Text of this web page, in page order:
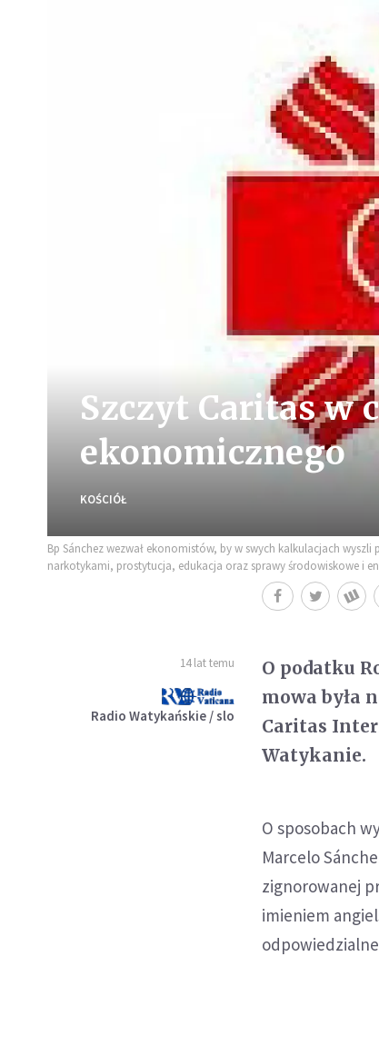
Szczyt Caritas w
ekonomicznego
KOŚCIÓŁ
Bp Sánchez wezwał ekonomistów, by w swych kalkulacjach
narkotykami, prostytucja, edukacja oraz sprawy środowiskowe i
14 lat temu
Radio Watykańskie / slo
O podatku
mowa była
Caritas
Watykanie.
O sposobach
Marcelo
zignorowanej
imieniem